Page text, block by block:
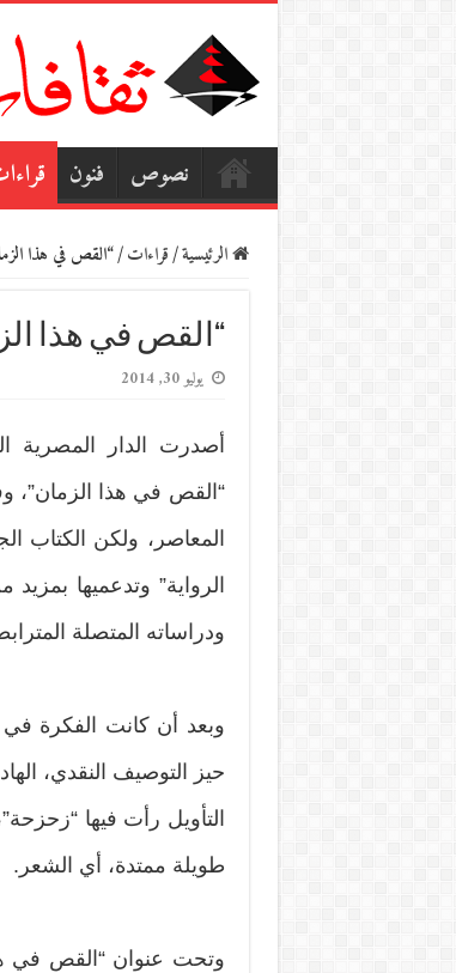
نصوص فنون
الرئيسية/قراءات/“القص في هذا
“القص في هذا
يوليو 30, 2014
أصدرت الدار المصرية
“القص في هذا الزمان”،
المعاصر، ولكن الكتاب
الرواية” وتدعميها
ودراساته المتصلة
وبعد أن كانت الفكرة
حيز التوصيف النقدي،
التأويل رأت فيها
طويلة ممتدة، أي الشعر.
وتحت عنوان “القص في